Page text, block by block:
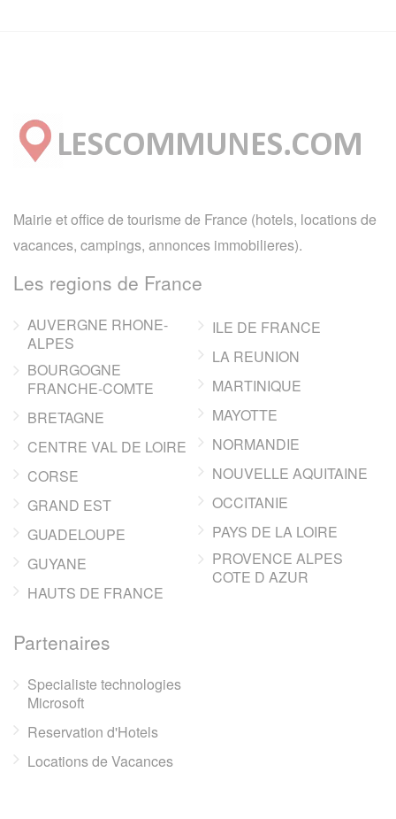
Mairie et office de tourisme de France (hotels, locations de
vacances, campings, annonces immobilieres).
Les regions de France
AUVERGNE RHONE-
ALPES
BOURGOGNE
FRANCHE-COMTE
BRETAGNE
CENTRE VAL DE LOIRE
CORSE
GRAND EST
GUADELOUPE
GUYANE
HAUTS DE FRANCE
ILE DE FRANCE
LA REUNION
MARTINIQUE
MAYOTTE
NORMANDIE
NOUVELLE AQUITAINE
OCCITANIE
PAYS DE LA LOIRE
PROVENCE ALPES
COTE D AZUR
Partenaires
Specialiste technologies
Microsoft
Reservation d'Hotels
Locations de Vacances